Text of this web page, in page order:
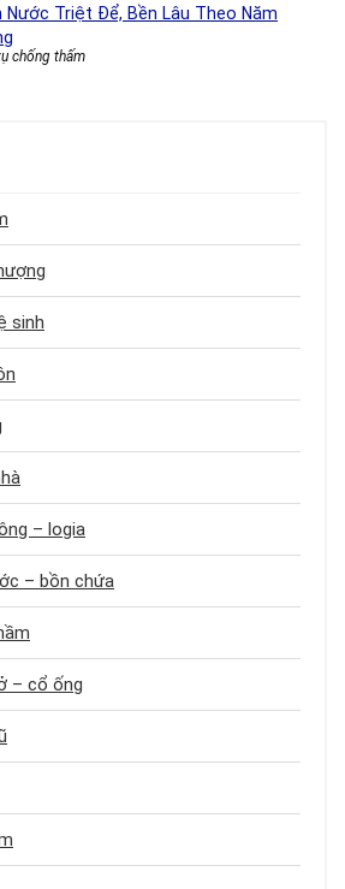
Nước Triệt Để, Bền Lâu Theo Năm
chống thấm
sinh
– logia
– bồn chứa
– cổ ống